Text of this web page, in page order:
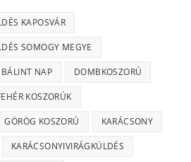
KAPOSVÁR
SOMOGY MEGYE
BÁLINT NAP DOMBKOSZORÚ
KOSZORÚK
GÖRÖG KOSZORÚ KARÁCSONY
KARÁCSONYIVIRÁGKÜLDÉS